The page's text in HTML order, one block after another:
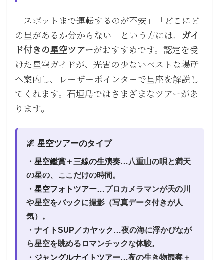
「スポットまで運転するのが不安」「どこにど
の星があるか分からない」という方には、 ガイ
ド付きの星空ツアーがおすすめです。認定を受
けた星空ガイドが、光害の少ないベストな場所
へ案内し、レーザーポインターで星座を解説し
てくれます。石垣島ではさまざまなツアーがあ
ります。
🌌 星空ツアーのタイプ
・星空鑑賞＋三線の生演奏…八重山の唄と満天
の星の、ここだけの時間。
・星空フォトツアー…プロカメラマンが天の川
や星空をバックに撮影（写真データ付きが人
気）。
・ナイトSUP／カヤック…夜の海に浮かびなが
ら星空を眺めるロマンチックな体験。
・ ジャングルナイトツアー…夜の生き物観察＋